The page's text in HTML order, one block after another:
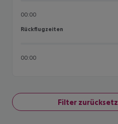
00:00
Rückflugzeiten
Rückflugzeiten
00:00
Filter